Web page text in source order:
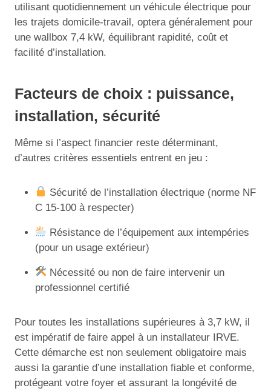
utilisant quotidiennement un véhicule électrique pour
les trajets domicile-travail, optera généralement pour
une wallbox 7,4 kW, équilibrant rapidité, coût et
facilité d’installation.
Facteurs de choix : puissance,
installation, sécurité
Même si l’aspect financier reste déterminant,
d’autres critères essentiels entrent en jeu :
Sécurité de l’installation électrique (norme NF
C 15-100 à respecter)
Résistance de l’équipement aux intempéries
(pour un usage extérieur)
Nécessité ou non de faire intervenir un
professionnel certifié
Pour toutes les installations supérieures à 3,7 kW, il
est impératif de faire appel à un installateur IRVE.
Cette démarche est non seulement obligatoire mais
aussi la garantie d’une installation fiable et conforme,
protégeant votre foyer et assurant la longévité de